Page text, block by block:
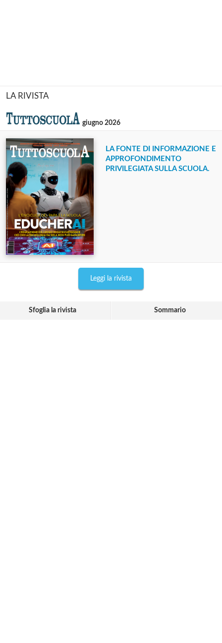
LA RIVISTA
giugno 2026
LA FONTE DI INFORMAZIONE E
APPROFONDIMENTO
PRIVILEGIATA SULLA SCUOLA.
Leggi la rivista
Sfoglia la rivista Sommario